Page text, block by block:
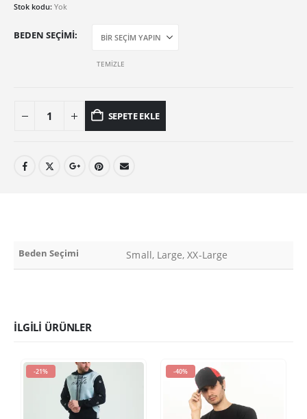
Stok kodu: Yok
BEDEN SEÇIMI
TEMIZLE
SEPETE EKLE
Beden Seçimi Small, Large, XX-Large
İLGILI ÜRÜNLER
-21% -40%